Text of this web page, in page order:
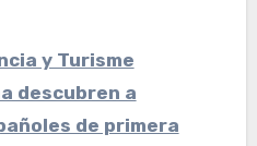
y Turisme
descubren a
de primera